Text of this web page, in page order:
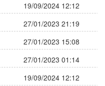
19/09/2024 12:12
27/01/2023 21:19
27/01/2023 15:08
27/01/2023 01:14
19/09/2024 12:12